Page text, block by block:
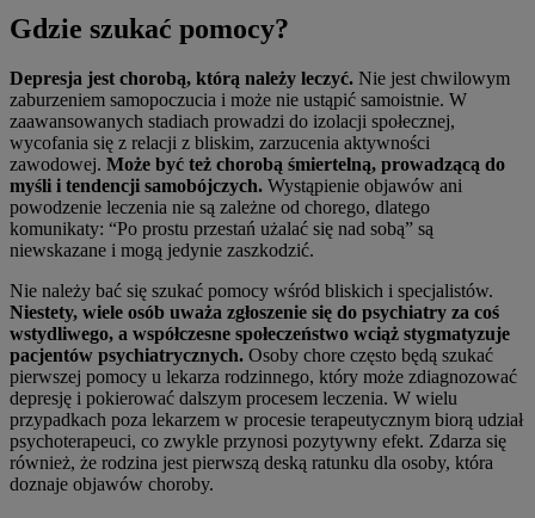
Gdzie szukać pomocy?
Depresja jest chorobą, którą należy leczyć. Nie jest chwilowym
zaburzeniem samopoczucia i może nie ustąpić samoistnie. W
zaawansowanych stadiach prowadzi do izolacji społecznej,
wycofania się z relacji z bliskim, zarzucenia aktywności
zawodowej. Może być też chorobą śmiertelną, prowadzącą do
myśli i tendencji samobójczych. Wystąpienie objawów ani
powodzenie leczenia nie są zależne od chorego, dlatego
komunikaty: “Po prostu przestań użalać się nad sobą” są
niewskazane i mogą jedynie zaszkodzić.
Nie należy bać się szukać pomocy wśród bliskich i specjalistów.
Niestety, wiele osób uważa zgłoszenie się do psychiatry za coś
wstydliwego, a współczesne społeczeństwo wciąż stygmatyzuje
pacjentów psychiatrycznych. Osoby chore często będą szukać
pierwszej pomocy u lekarza rodzinnego, który może zdiagnozować
depresję i pokierować dalszym procesem leczenia. W wielu
przypadkach poza lekarzem w procesie terapeutycznym biorą udział
psychoterapeuci, co zwykle przynosi pozytywny efekt. Zdarza się
również, że rodzina jest pierwszą deską ratunku dla osoby, która
doznaje objawów choroby.